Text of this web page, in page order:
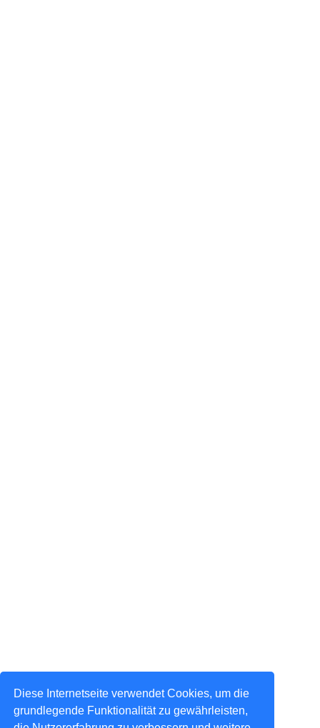
Diese Internetseite verwendet Cookies, um die
grundlegende Funktionalität zu gewährleisten,